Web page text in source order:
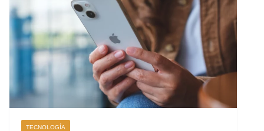
TECNOLOGÍA